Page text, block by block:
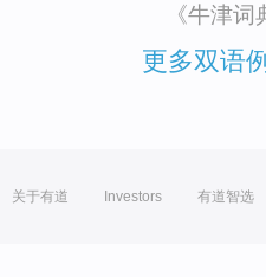
《牛津词
更多双语
关于有道 Investors 有道智选